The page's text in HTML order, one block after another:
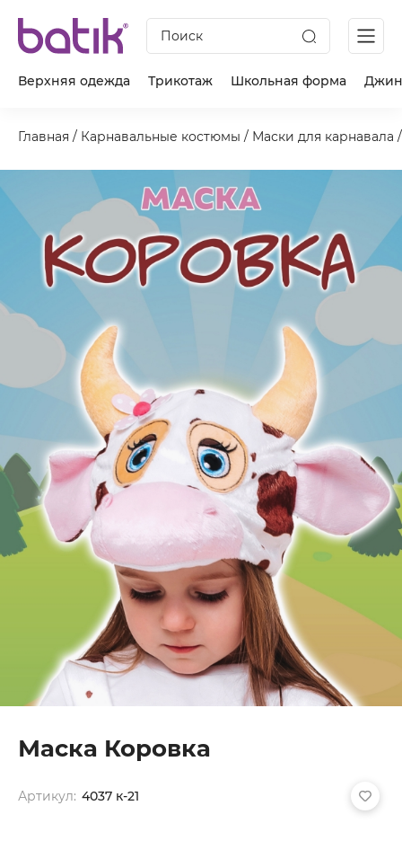
Поиск
Верхняя одежда Трикотаж Школьная форма
Главная / Карнавальные костюмы / Маски для карнавала /
Маска Коровка
Артикул: 4037 к-21